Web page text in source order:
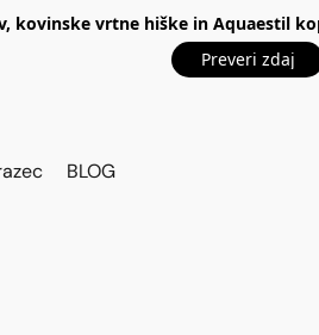
kovinske vrtne hiške in Aquaestil
Preveri zdaj
BLOG